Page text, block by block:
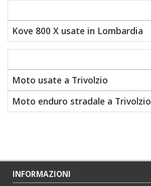
Kove 800 X usate in Lombardia
Moto usate a Trivolzio
Moto enduro stradale a Trivolzio
INFORMAZIONI